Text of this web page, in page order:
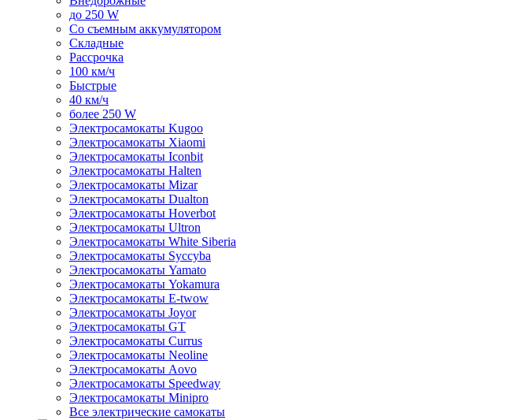
до 250 W
Со съемным аккумулятором
Складные
Рассрочка
100 км/ч
Быстрые
40 км/ч
более 250 W
Электросамокаты Kugoo
Электросамокаты Xiaomi
Электросамокаты Iconbit
Электросамокаты Halten
Электросамокаты Mizar
Электросамокаты Dualton
Электросамокаты Hoverbot
Электросамокаты Ultron
Электросамокаты White Siberia
Электросамокаты Syccyba
Электросамокаты Yamato
Электросамокаты Yokamura
Электросамокаты E-twow
Электросамокаты Joyor
Электросамокаты GT
Электросамокаты Currus
Электросамокаты Neoline
Электросамокаты Aovo
Электросамокаты Speedway
Электросамокаты Minipro
Все электрические самокаты